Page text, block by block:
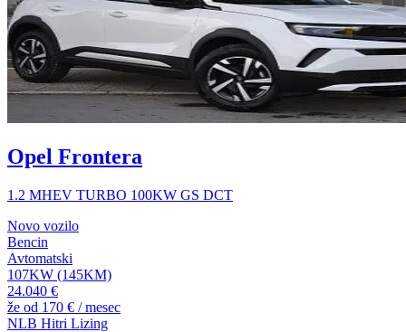
Opel Frontera
1.2 MHEV TURBO 100KW GS DCT
Novo vozilo
Bencin
Avtomatski
107KW (145KM)
24.040 €
že od 170 € / mesec
NLB Hitri Lizing